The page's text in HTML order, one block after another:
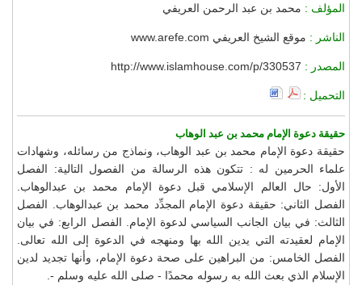
المؤلف : محمد بن عبد الرحمن العريفي
الناشر : موقع الشيخ العريفي www.arefe.com
المصدر : http://www.islamhouse.com/p/330537
التحميل :
حقيقة دعوة الإمام محمد بن عبد الوهاب
حقيقة دعوة الإمام محمد بن عبد الوهاب، ونماذج من رسائله، وشهادات
علماء الحرمين له : تتكون هذه الرسالة من الفصول التالية: الفصل
الأول: حال العالم الإسلامي قبل دعوة الإمام محمد بن عبدالوهاب.
الفصل الثاني: حقيقة دعوة الإمام المجدِّد محمد بن عبدالوهاب. الفصل
الثالث: في بيان الجانب السياسي لدعوة الإمام. الفصل الرابع: في بيان
الإمام لعقيدته التي يدين الله بها ومنهجه في الدعوة إلى الله تعالى.
الفصل الخامس: من البراهين على صحة دعوة الإمام، وأنها تجديد لدين
الإسلام الذي بعث الله به رسوله محمدًا - صلى الله عليه وسلم -.